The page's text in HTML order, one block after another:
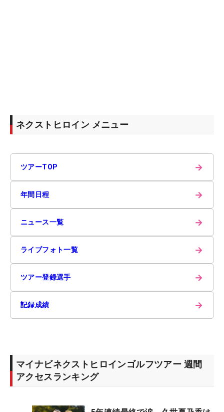
ネクストヒロイン メニュー
ツアーTOP →
年間日程 →
ニュース一覧 →
ライブフォト一覧 →
ツアー登録選手 →
記録成績 →
マイナビネクストヒロインゴルフツアー 週間
アクセスランキング